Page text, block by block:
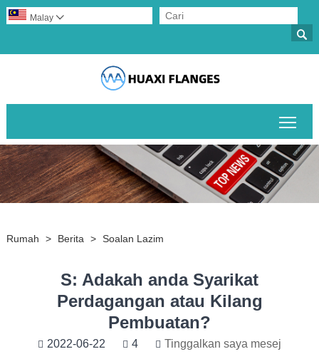

Malay 
Rumah > Berita > Soalan Lazim
S: Adakah anda Syarikat
Perdagangan atau Kilang
Pembuatan?
2022-06-22 4 Tinggalkan saya mesej